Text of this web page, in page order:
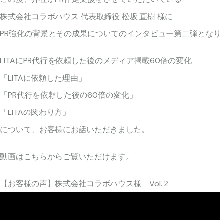
株式会社コラボハウス 代表取締役 松坂 直樹 様に
PR強化の背景とその成果についてのインタビュー第二弾とな
LITAにPR代行を依頼した後のメディア掲載60倍の変化
「LITAに依頼した理由」
「PR代行を依頼した後の60倍の変化」
「LITAの関わり方」
について、お客様にお話いただきました。
動画はこちらからご覧いただけます。
【お客様の声】株式会社コラボハウス様 Vol.２